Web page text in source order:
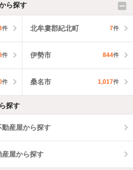
ら探す
件 北牟婁郡紀北町 7件
件 伊勢市 844件
件 桑名市 1,017件
探す
動産屋から探す
産屋から探す